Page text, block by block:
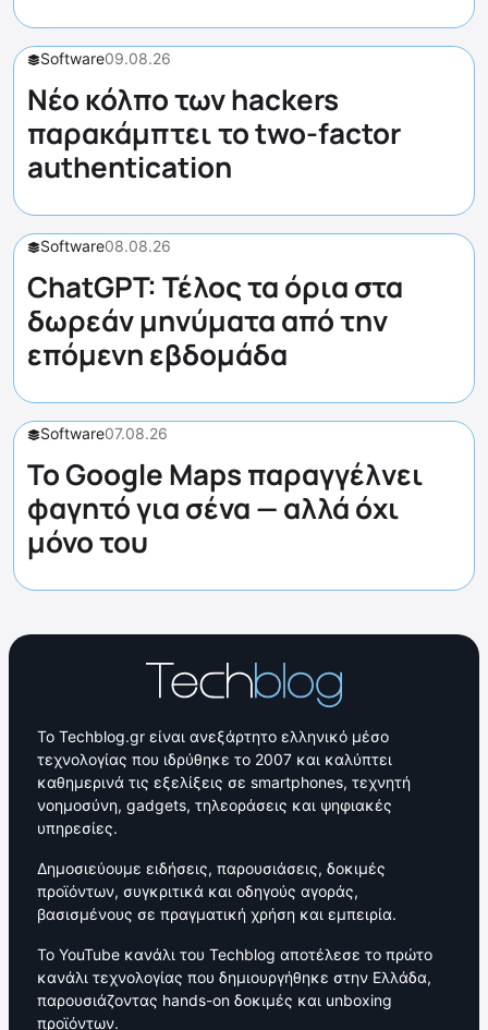
Software09.08.26
Νέο κόλπο των hackers
παρακάμπτει το two-factor
authentication
Software08.08.26
ChatGPT: Τέλος τα όρια στα
δωρεάν μηνύματα από την
επόμενη εβδομάδα
Software07.08.26
Το Google Maps παραγγέλνει
φαγητό για σένα — αλλά όχι
μόνο του
Το Techblog.gr είναι ανεξάρτητο ελληνικό μέσο
τεχνολογίας που ιδρύθηκε το 2007 και καλύπτει
καθημερινά τις εξελίξεις σε smartphones, τεχνητή
νοημοσύνη, gadgets, τηλεοράσεις και ψηφιακές
υπηρεσίες.
Δημοσιεύουμε ειδήσεις, παρουσιάσεις, δοκιμές
προϊόντων, συγκριτικά και οδηγούς αγοράς,
βασισμένους σε πραγματική χρήση και εμπειρία.
Το YouTube κανάλι του Techblog αποτέλεσε το πρώτο
κανάλι τεχνολογίας που δημιουργήθηκε στην Ελλάδα,
παρουσιάζοντας hands-on δοκιμές και unboxing
προϊόντων.